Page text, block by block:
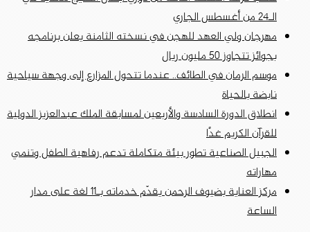
الـ24 من أغسطس الجاري
مهرجان ولي العهد للهجن في نسخته الثامنة يعلن برنامجه
بجوائز تتجاوز 50 مليون ريال
موسم الرمان في الطائف.. عندما تتحول المزارع إلى وجهة سياحية
نابضة بالحياة
انطلاق الدورة السادسة والأربعين لمسابقة الملك عبدالعزيز الدولية
للقرآن الكريم غدًا
الجبيل الصناعية تطور بيئة متكاملة تدعم رفاهية الطفل وتنمي
مهاراته
مركز العناية بضيوف الرحمن يقدّم خدماته بـ11 لغة على مدار
الساعة